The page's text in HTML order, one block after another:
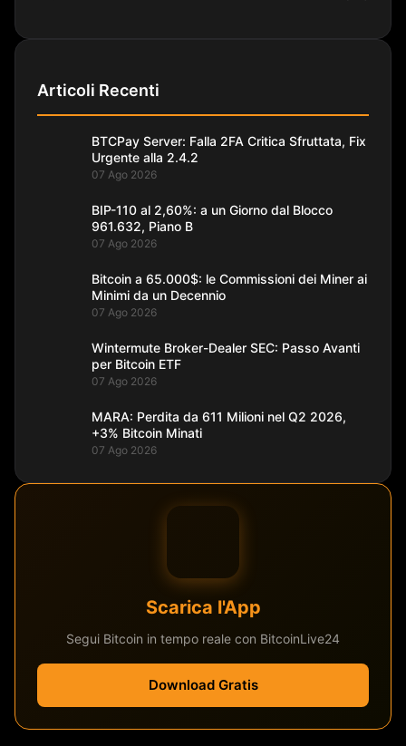
Articoli Recenti
BTCPay Server: Falla 2FA Critica Sfruttata, Fix
Urgente alla 2.4.2
07 Ago 2026
BIP-110 al 2,60%: a un Giorno dal Blocco
961.632, Piano B
07 Ago 2026
Bitcoin a 65.000$: le Commissioni dei Miner ai
Minimi da un Decennio
07 Ago 2026
Wintermute Broker-Dealer SEC: Passo Avanti
per Bitcoin ETF
07 Ago 2026
MARA: Perdita da 611 Milioni nel Q2 2026,
+3% Bitcoin Minati
07 Ago 2026
Scarica l'App
Segui Bitcoin in tempo reale con BitcoinLive24
Download Gratis